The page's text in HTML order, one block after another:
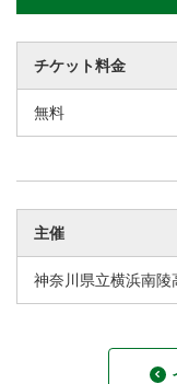
チケット料金
無料
主催
神奈川県立横浜南陵